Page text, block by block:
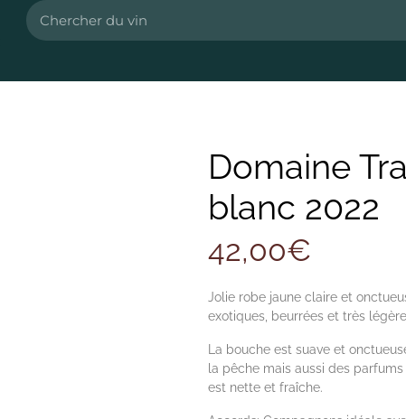
Domaine
blanc 2022
42,00€
Jolie robe jaune claire et
exotiques, beurrées et très
La bouche est suave et
la pêche mais aussi des
est nette et fraîche.